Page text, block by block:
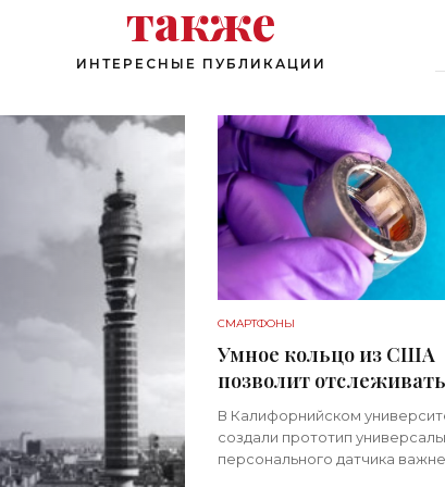
также
ИНТЕРЕСНЫЕ ПУБЛИКАЦИИ
СМАРТФОНЫ
Умное кольцо из США
позволит отслеживать
уровень глюкозы и
других веществ в
«Технологии»
В Калифорнийском
создали прототип
персонального датчика